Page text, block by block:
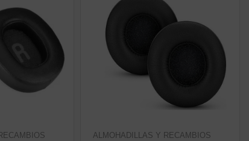
ALMOHADILLAS Y RECAMBIOS